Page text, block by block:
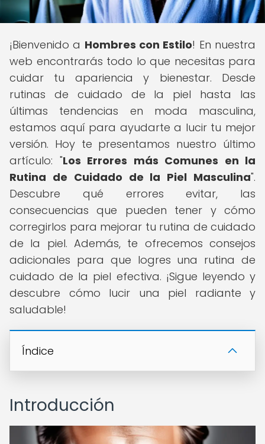
¡Bienvenido a Hombres con Estilo! En nuestra
web encontrarás todo lo que necesitas para
cuidar tu apariencia y bienestar. Desde
rutinas de cuidado de la piel hasta las
últimas tendencias en moda masculina,
estamos aquí para ayudarte a lucir tu mejor
versión. Hoy te presentamos nuestro último
artículo: "Los Errores más Comunes en la
Rutina de Cuidado de la Piel Masculina".
Descubre qué errores evitar, las
consecuencias que pueden tener y cómo
corregirlos para mejorar tu rutina de cuidado
de la piel. Además, te ofrecemos consejos
adicionales para que logres una rutina de
cuidado de la piel efectiva. ¡Sigue leyendo y
descubre cómo lucir una piel radiante y
saludable!
Índice
Introducción